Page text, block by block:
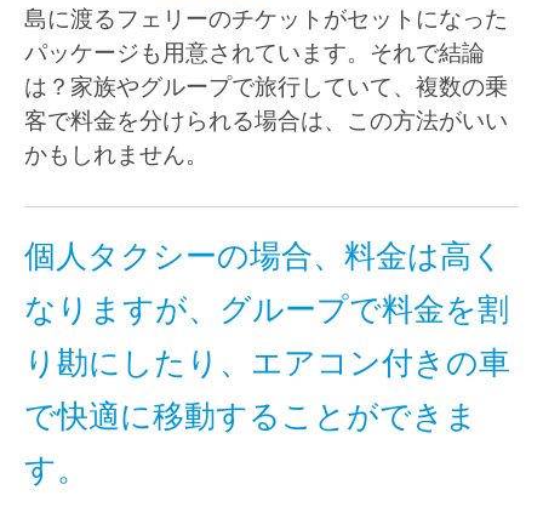
島に渡るフェリーのチケットがセットになった
パッケージも用意されています。それで結論
は？家族やグループで旅行していて、複数の乗
客で料金を分けられる場合は、この方法がいい
かもしれません。
個人タクシーの場合、料金は高く
なりますが、グループで料金を割
り勘にしたり、エアコン付きの車
で快適に移動することができま
す。